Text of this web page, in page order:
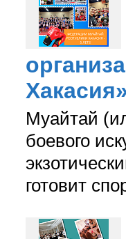
Муайтай
боевого
готовит